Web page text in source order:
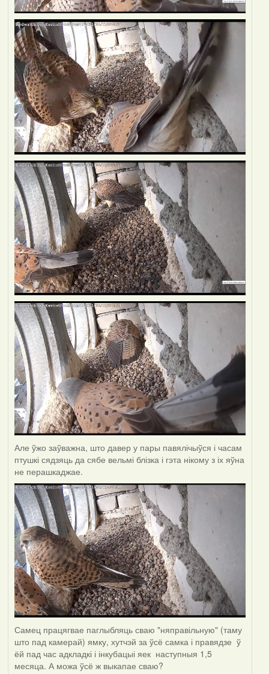
Але ўжо заўважна, што давер у пары павялічыўся і часам
птушкі сядзяць да сябе вельмі блізка і гэта нікому з іх яўна
не перашкаджае.
Самец працягвае паглыбляць сваю "няправільную" (таму
што пад камерай) ямку, хутчэй за ўсё самка і правядзе ў
ёй пад час адкладкі і інкубацыі яек наступныя 1,5
месяца. А можа ўсё ж выкапае сваю?